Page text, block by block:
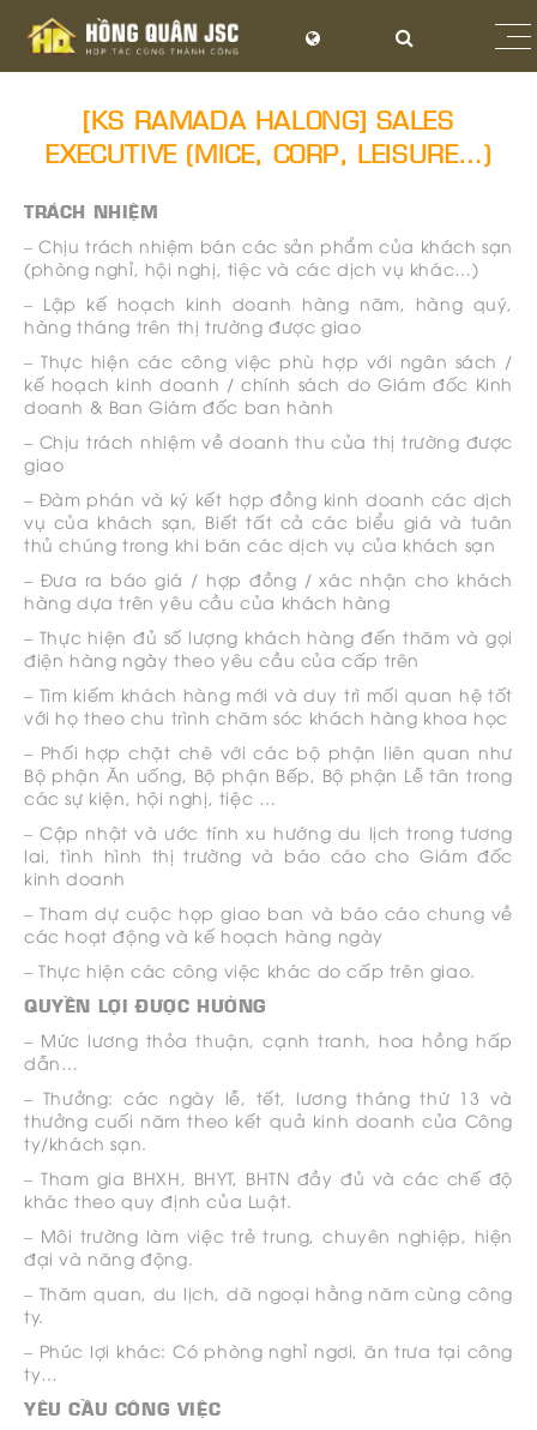
[KS RAMADA HALONG] SALES
EXECUTIVE (MICE, CORP, LEISURE…)
TRÁCH NHIỆM
– Chịu trách nhiệm bán các sản phẩm của khách sạn
(phòng nghỉ, hội nghị, tiệc và các dịch vụ khác…)
– Lập kế hoạch kinh doanh hàng năm, hàng quý,
hàng tháng trên thị trường được giao
– Thực hiện các công việc phù hợp với ngân sách /
kế hoạch kinh doanh / chính sách do Giám đốc Kinh
doanh & Ban Giám đốc ban hành
– Chịu trách nhiệm về doanh thu của thị trường được
giao
– Đàm phán và ký kết hợp đồng kinh doanh các dịch
vụ của khách sạn, Biết tất cả các biểu giá và tuân
thủ chúng trong khi bán các dịch vụ của khách sạn
– Đưa ra báo giá / hợp đồng / xác nhận cho khách
hàng dựa trên yêu cầu của khách hàng
– Thực hiện đủ số lượng khách hàng đến thăm và gọi
điện hàng ngày theo yêu cầu của cấp trên
– Tìm kiếm khách hàng mới và duy trì mối quan hệ tốt
với họ theo chu trình chăm sóc khách hàng khoa học
– Phối hợp chặt chẽ với các bộ phận liên quan như
Bộ phận Ăn uống, Bộ phận Bếp, Bộ phận Lễ tân trong
các sự kiện, hội nghị, tiệc …
– Cập nhật và ước tính xu hướng du lịch trong tương
lai, tình hình thị trường và báo cáo cho Giám đốc
kinh doanh
– Tham dự cuộc họp giao ban và báo cáo chung về
các hoạt động và kế hoạch hàng ngày
– Thực hiện các công việc khác do cấp trên giao.
QUYỀN LỢI ĐƯỢC HƯỞNG
– Mức lương thỏa thuận, cạnh tranh, hoa hồng hấp
dẫn…
– Thưởng: các ngày lễ, tết, lương tháng thứ 13 và
thưởng cuối năm theo kết quả kinh doanh của Công
ty/khách sạn.
– Tham gia BHXH, BHYT, BHTN đầy đủ và các chế độ
khác theo quy định của Luật.
– Môi trường làm việc trẻ trung, chuyên nghiệp, hiện
đại và năng động.
– Thăm quan, du lịch, dã ngoại hằng năm cùng công
ty.
– Phúc lợi khác: Có phòng nghỉ ngơi, ăn trưa tại công
ty…
YÊU CẦU CÔNG VIỆC